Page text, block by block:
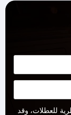
للعطلات، وقد